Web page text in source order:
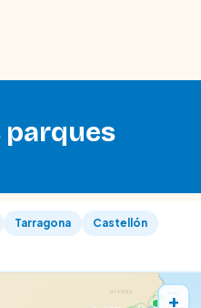
Tarragona
Castellón
+
GIRONA